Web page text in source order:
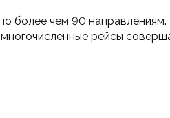
более чем 90
рейсы